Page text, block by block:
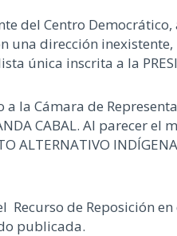
del Centro
una dirección
única inscrita a la
la Cámara de
CABAL. Al parecer
ALTERNATIVO
Recurso de Reposición
publicada.